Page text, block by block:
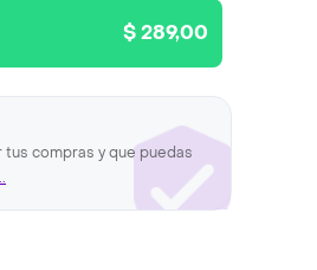
$ 289,00
compras y que puedas